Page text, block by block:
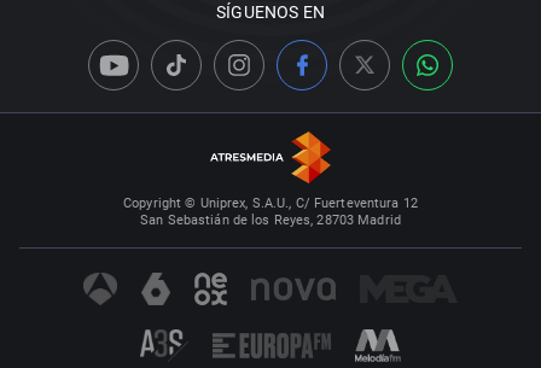
SÍGUENOS EN
Copyright © Uniprex, S.A.U., C/ Fuerteventura 12
San Sebastián de los Reyes, 28703 Madrid